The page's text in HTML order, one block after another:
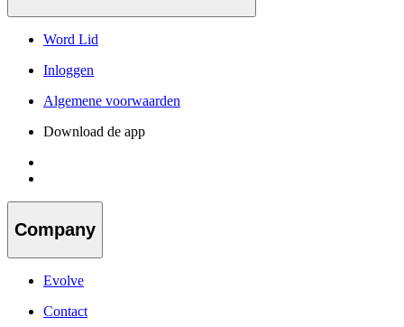
Word Lid
Inloggen
Algemene voorwaarden
Download de app
Company
Evolve
Contact